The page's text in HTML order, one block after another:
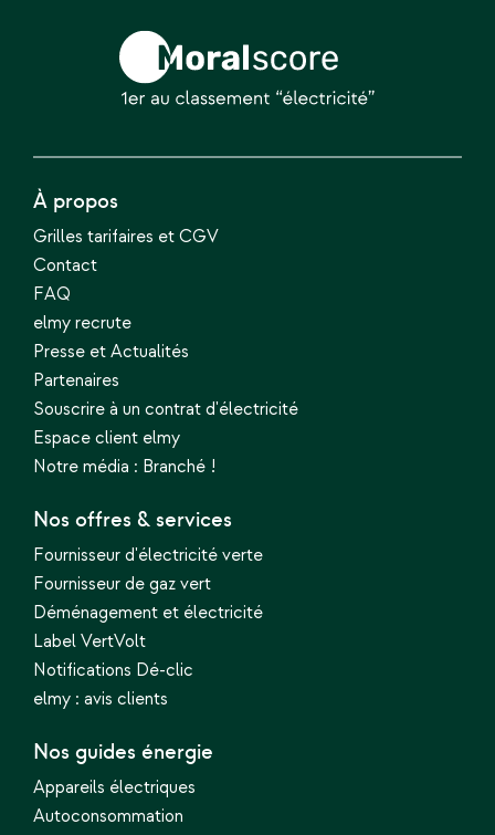
À propos
Grilles tarifaires et CGV
Contact
FAQ
elmy recrute
Presse et Actualités
Partenaires
Souscrire à un contrat d'électricité
Espace client elmy
Notre média : Branché !
Nos offres & services
Fournisseur d'électricité verte
Fournisseur de gaz vert
Déménagement et électricité
Label VertVolt
Notifications Dé-clic
elmy : avis clients
Nos guides énergie
Appareils électriques
Autoconsommation